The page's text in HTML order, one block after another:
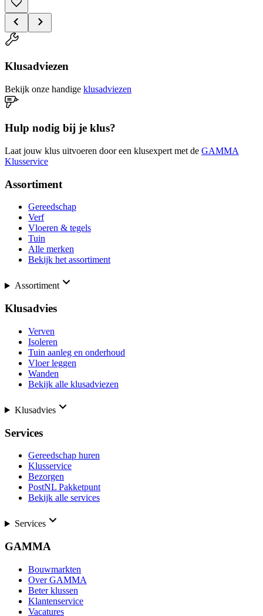
Klusadviezen
Bekijk onze handige klusadviezen
Hulp nodig bij je klus?
Laat jouw klus uitvoeren door een klusexpert met de GAMMA
Klusservice
Assortiment
Gereedschap
Verf
Vloeren & tegels
Tuin
Alle merken
Bekijk het assortiment
Assortiment
Klusadvies
Verven
Isoleren
Tuin aanleg en onderhoud
Vloer leggen
Wanden
Bekijk alle klusadviezen
Klusadvies
Services
Gereedschap huren
Klusservice
Bezorgen
PostNL Pakketpunt
Bekijk alle services
Services
GAMMA
Bouwmarkten
Over GAMMA
Beter klussen
Klantenservice
Vacatures